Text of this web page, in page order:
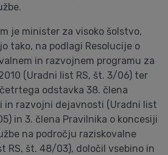
je minister za visoko šolstvo,
tako, na podlagi Resolucije o
in razvojnem programu za
(Uradni list RS, št. 3/06) ter
odstavka 38. člena
in razvojni dejavnosti (Uradni list
in 3. člena Pravilnika o koncesiji
na področju raziskovalne
RS, št. 48/03), določil vsebino in